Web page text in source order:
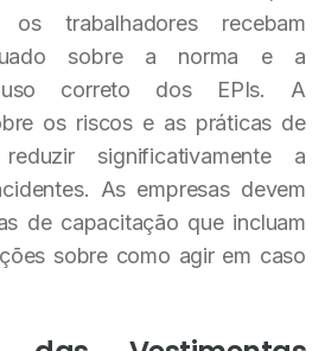
os trabalhadores recebam
sobre a norma e a
correto dos EPIs. A
os riscos e as práticas de
significativamente a
As empresas devem
de capacitação que incluam
sobre como agir em caso